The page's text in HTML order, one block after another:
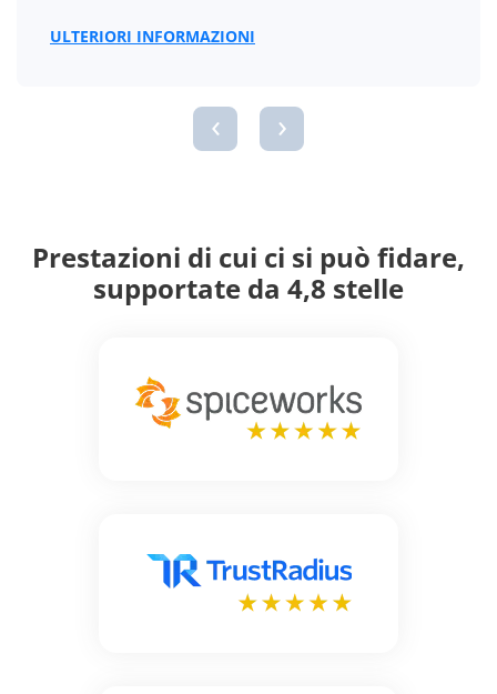
‹ ›
supportate da 4,8 stelle